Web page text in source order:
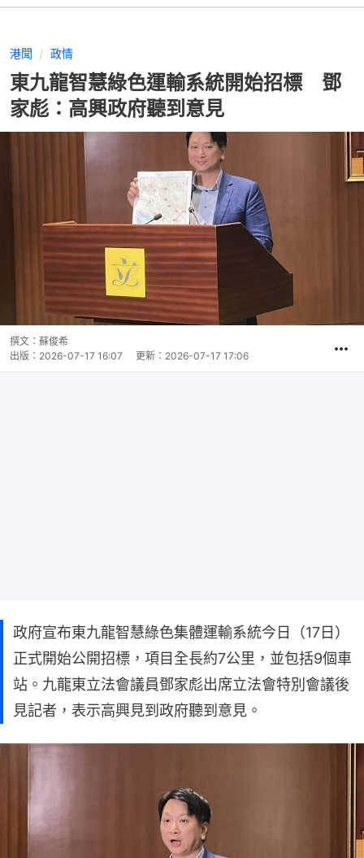
港聞 政情
東九龍智慧綠色運輸系統開始招標 鄧
家彪：高興政府聽到意見
撰文： 蘇俊希
出版： 2026-07-17 16:07 更新： 2026-07-17 17:06
政府宣布東九龍智慧綠色集體運輸系統今日（17日）
正式開始公開招標，項目全長約7公里，並包括9個車
站。九龍東立法會議員鄧家彪出席立法會特別會議後
見記者，表示高興見到政府聽到意見。